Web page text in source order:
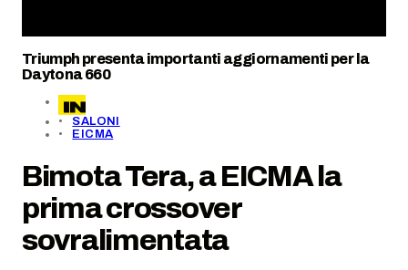
Triumph presenta importanti aggiornamenti per la
Daytona 660
SALONI
EICMA
Bimota Tera, a EICMA la
prima crossover
sovralimentata